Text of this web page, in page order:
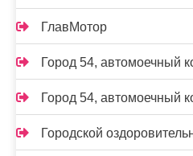
ГлавМотор
Город 54, автомоечный
Город 54, автомоечный
Городской